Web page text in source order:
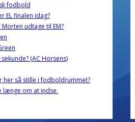
fodbold
EL finalen idag?
udtage til EM?
(AC Horsens)
her så stille i fodboldrummet?
længe om at indse.